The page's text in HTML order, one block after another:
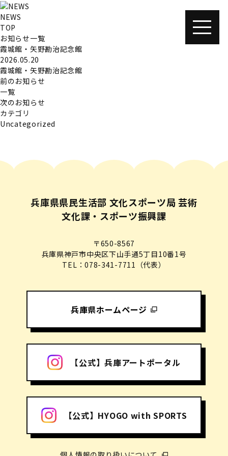
NEWS
TOP
お知らせ一覧
霞城館・矢野勘治記念館
2026.05.20
霞城館・矢野勘治記念館
前のお知らせ
一覧
次のお知らせ
カテゴリ
Uncategorized
兵庫県県民生活部 文化スポーツ局 芸術
文化課・スポーツ振興課
〒650-8567
兵庫県神戸市中央区下山手通5丁目10番1号
TEL：078-341-7711（代表）
兵庫県ホームページ
【公式】兵庫アートポータル
【公式】HYOGO with SPORTS